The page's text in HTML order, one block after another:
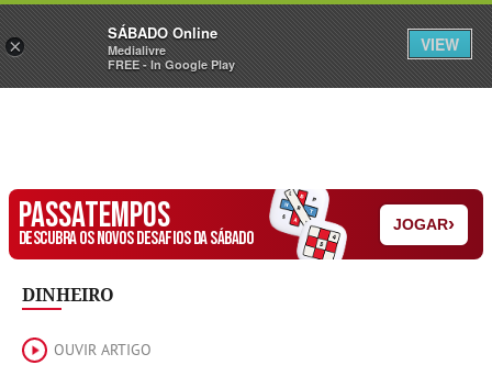
Sábado Assine Iniciar Sessão
PASSATEMPOS
DESCUBRA OS NOVOS DESAFIOS DA SÁBADO
JOGAR›
DINHEIRO
OUVIR ARTIGO
×
SÁBADO Online
Medialivre
FREE - In Google Play
VIEW